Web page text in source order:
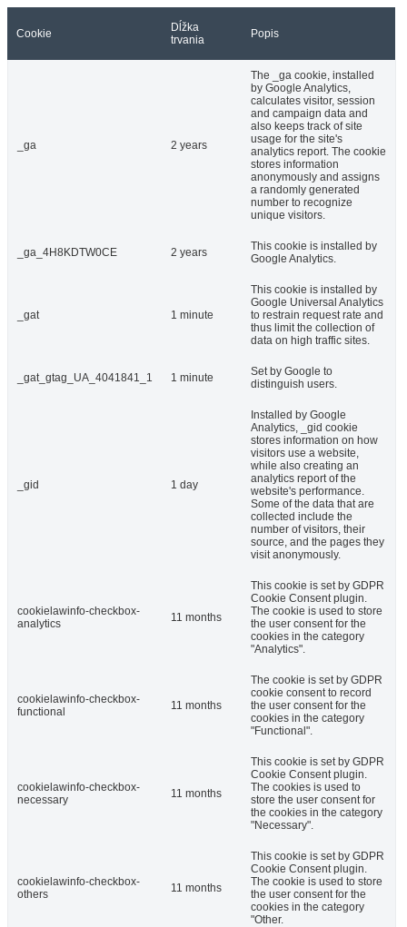
Cookie
Dĺžka
trvania
Popis
_ga 2 years
The _ga cookie, installed
by Google Analytics,
calculates visitor, session
and campaign data and
also keeps track of site
usage for the site's
analytics report. The cookie
stores information
anonymously and assigns
a randomly generated
number to recognize
unique visitors.
_ga_4H8KDTW0CE 2 years
This cookie is installed by
Google Analytics.
_gat 1 minute
This cookie is installed by
Google Universal Analytics
to restrain request rate and
thus limit the collection of
data on high traffic sites.
_gat_gtag_UA_4041841_1 1 minute
Set by Google to
distinguish users.
_gid 1 day
Installed by Google
Analytics, _gid cookie
stores information on how
visitors use a website,
while also creating an
analytics report of the
website's performance.
Some of the data that are
collected include the
number of visitors, their
source, and the pages they
visit anonymously.
cookielawinfo-checkbox-
analytics
11 months
This cookie is set by GDPR
Cookie Consent plugin.
The cookie is used to store
the user consent for the
cookies in the category
"Analytics".
cookielawinfo-checkbox-
functional
11 months
The cookie is set by GDPR
cookie consent to record
the user consent for the
cookies in the category
"Functional".
cookielawinfo-checkbox-
necessary
11 months
This cookie is set by GDPR
Cookie Consent plugin.
The cookies is used to
store the user consent for
the cookies in the category
"Necessary".
cookielawinfo-checkbox-
others
11 months
This cookie is set by GDPR
Cookie Consent plugin.
The cookie is used to store
the user consent for the
cookies in the category
"Other.